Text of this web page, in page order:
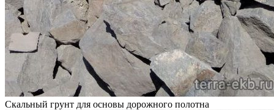
Скальный грунт для основы дорожного полотна